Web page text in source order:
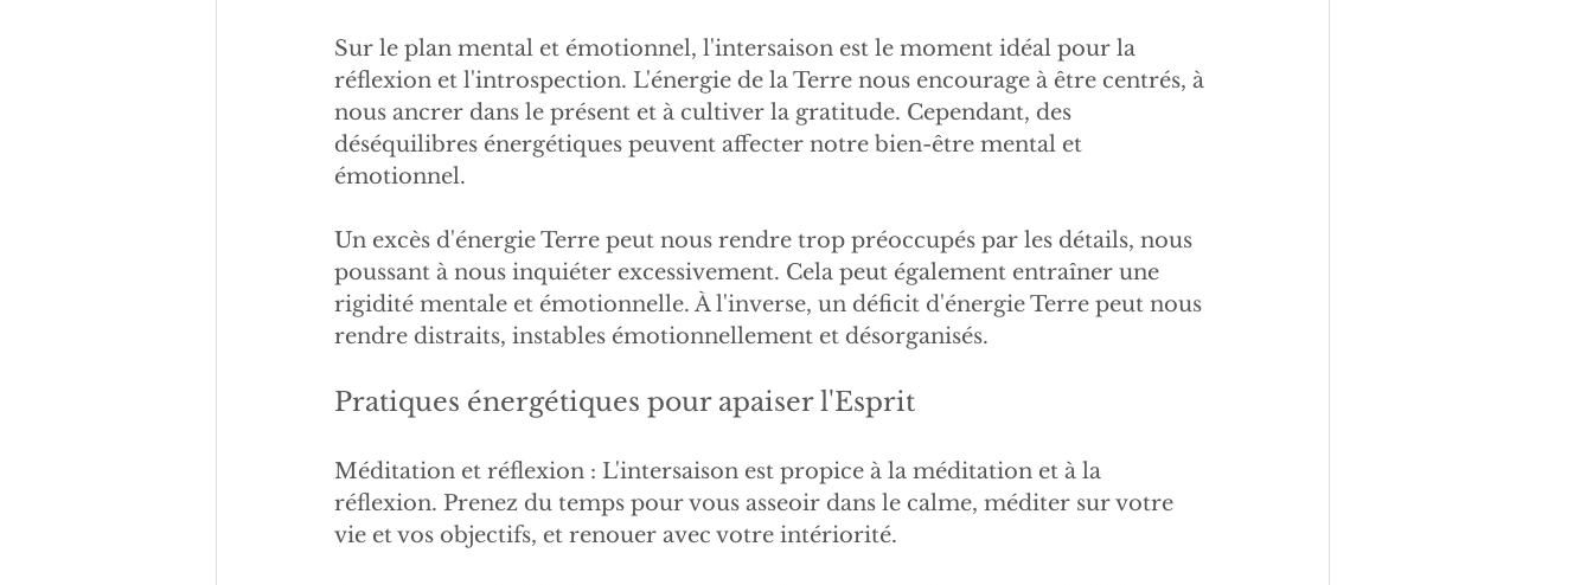
Sur le plan mental et émotionnel, l'intersaison est le moment idéal pour la
réflexion et l'introspection. L'énergie de la Terre nous encourage à être centrés, à
nous ancrer dans le présent et à cultiver la gratitude. Cependant, des
déséquilibres énergétiques peuvent affecter notre bien-être mental et
émotionnel.
Un excès d'énergie Terre peut nous rendre trop préoccupés par les détails, nous
poussant à nous inquiéter excessivement. Cela peut également entraîner une
rigidité mentale et émotionnelle. À l'inverse, un déficit d'énergie Terre peut nous
rendre distraits, instables émotionnellement et désorganisés.
Pratiques énergétiques pour apaiser l'Esprit
Méditation et réflexion : L'intersaison est propice à la méditation et à la
réflexion. Prenez du temps pour vous asseoir dans le calme, méditer sur votre
vie et vos objectifs, et renouer avec votre intériorité.